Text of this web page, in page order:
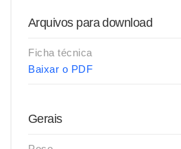
Arquivos para download
Ficha técnica
Baixar o PDF
Gerais